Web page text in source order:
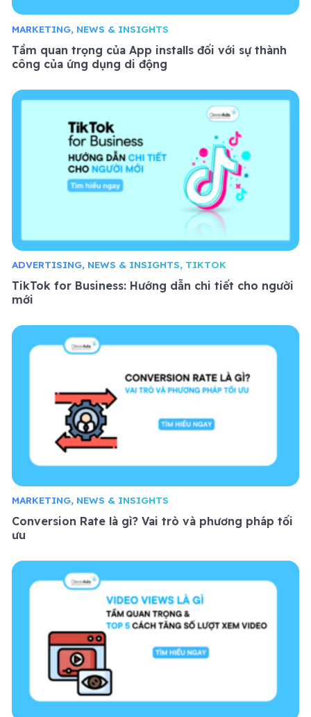
MARKETING, NEWS & INSIGHTS
Tầm quan trọng của App installs đối với sự thành
công của ứng dụng di động
ADVERTISING, NEWS & INSIGHTS, TIKTOK
TikTok for Business: Hướng dẫn chi tiết cho người
mới
MARKETING, NEWS & INSIGHTS
Conversion Rate là gì? Vai trò và phương pháp tối
ưu